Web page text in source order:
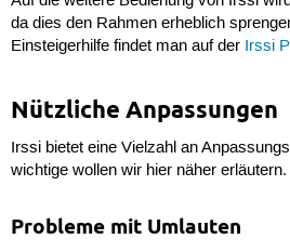
da dies den Rahmen erheblich
Einsteigerhilfe findet man auf der Irssi
Nützliche Anpassungen
Irssi bietet eine Vielzahl an
wichtige wollen wir hier näher erläutern.
Probleme mit Umlauten